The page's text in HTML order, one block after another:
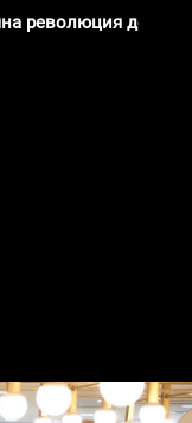
революция